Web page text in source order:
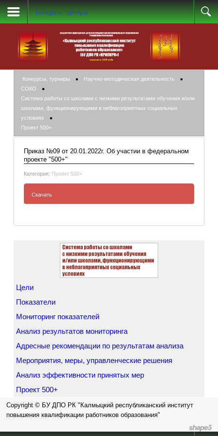
Конкурсы, турниры
Конкурсы, турниры
Научно-методическая деятельность
СОКО
Система работы со школами с низкими результатами обучения и/или
школами, функционирующими в неблагоприятных социальных
условиях
Проект 500+
Приказ №09 от 20.01.2022г. Об участии в федеральном
проекте "500+"
Категория: Проект 500+
Скачать
федеральном проекте "500+"
Цели
Показатели
Мониторинг показателей
Анализ результатов мониторинга
Адресные рекомендации по результатам анализа
Мероприятия, меры, управленческие решения
Анализ эффективности принятых мер
Проект 500+
Copyright © БУ ДПО РК "Калмыцкий республиканский институт
повышения квалификации работников образования"